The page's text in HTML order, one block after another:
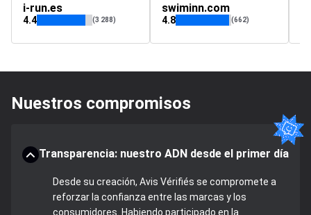
i-run.es
4.4 (3 288)
swiminn.com
4.8 (662)
Nuestros compromisos
Transparencia: nuestro ADN desde el primer día
Desde su creación, Avis Vérifiés se compromete a
reforzar la confianza entre las marcas y los
consumidores. Habiendo participado en la